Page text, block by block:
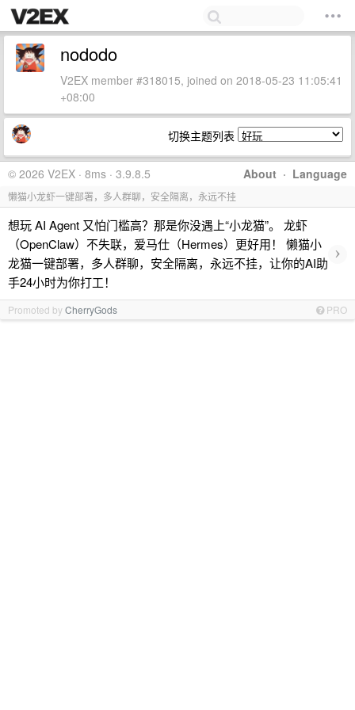
nododo
V2EX member #318015, joined on 2018-05-23 11:05:41
+08:00
切换主题列表
About · Language
© 2026 V2EX · 8ms · 3.9.8.5
懒猫小龙虾一键部署，多人群聊，安全隔离，永远不挂
想玩 AI Agent 又怕门槛高？那是你没遇上“小龙猫”。 龙虾
（OpenClaw）不失联，爱马仕（Hermes）更好用！ 懒猫小
龙猫一键部署，多人群聊，安全隔离，永远不挂，让你的AI助
手24小时为你打工！
›
Promoted byCherryGods PRO